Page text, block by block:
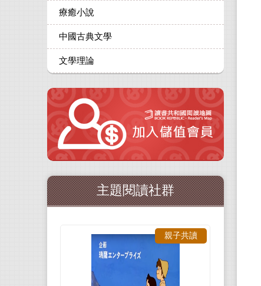
療癒小說
中國古典文學
文學理論
主題閱讀社群
親子共讀